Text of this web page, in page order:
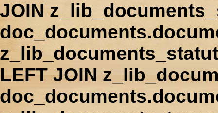
JOIN
LEFT JOIN